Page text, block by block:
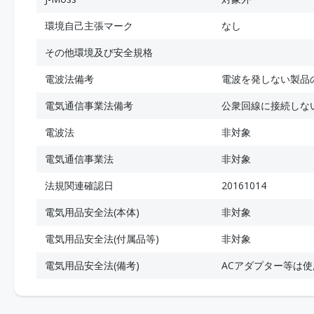
環境自己主張マーク
なし
その他環境及び安全規格
電波法備考
電波を発しない製品
電気通信事業法備考
公衆回線に接続しな
電波法
非対象
電気通信事業法
非対象
法規関連確認日
20161014
電気用品安全法(本体)
非対象
電気用品安全法(付属品等)
非対象
電気用品安全法(備考)
ACアダプター等は